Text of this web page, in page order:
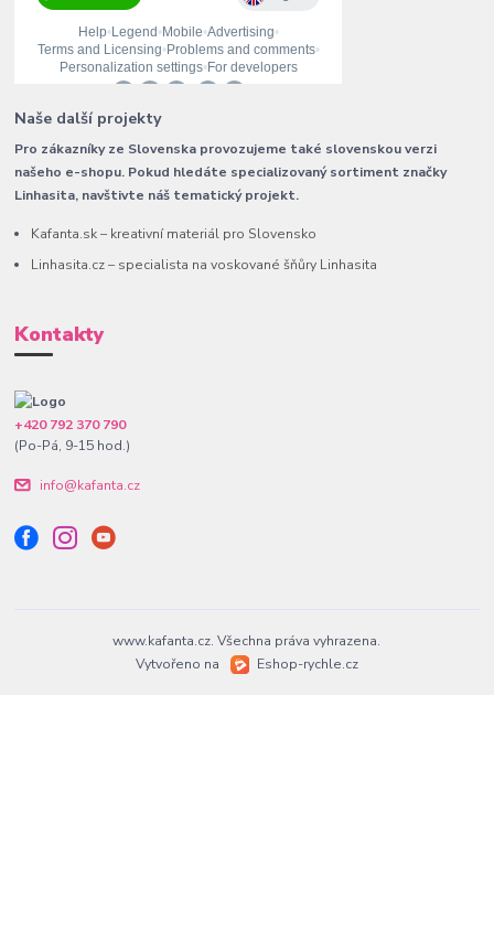
Naše další projekty
Pro zákazníky ze Slovenska provozujeme také slovenskou verzi
našeho e-shopu. Pokud hledáte specializovaný sortiment značky
Linhasita, navštivte náš tematický projekt.
Kafanta.sk – kreativní materiál pro Slovensko
Linhasita.cz – specialista na voskované šňůry Linhasita
Kontakty
+420 792 370 790
(Po-Pá, 9-15 hod.)
info@kafanta.cz
www.kafanta.cz. Všechna práva vyhrazena.
Vytvořeno na
Eshop-rychle.cz